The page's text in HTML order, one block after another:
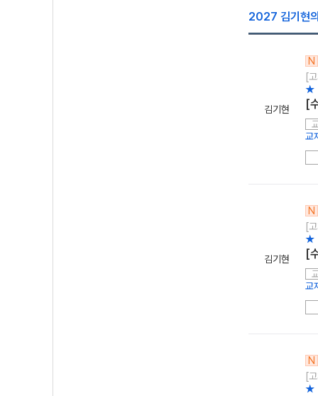
2027 김기현
김기현
N
[
★
[
교
김기현
N
[
★
[
교
N
[
★